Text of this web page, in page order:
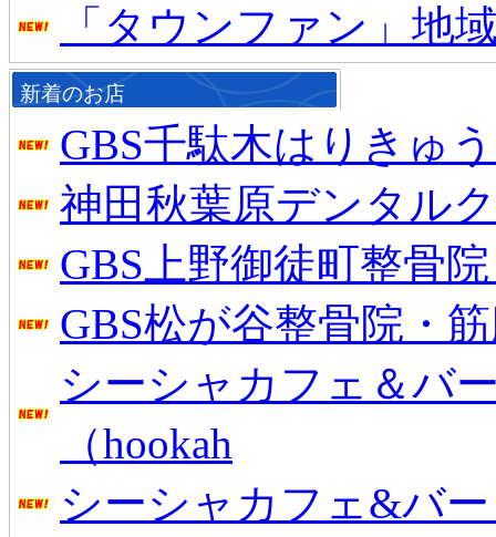
「タウンファン」地
新着のお店
GBS千駄木はりきゅ
神田秋葉原デンタル
GBS上野御徒町整骨
GBS松が谷整骨院・
シーシャカフェ＆バ
（hookah
シーシャカフェ&バー